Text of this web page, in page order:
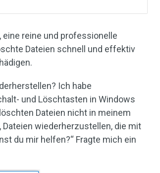
eine reine und professionelle
Dateien schnell und effektiv
Ich habe
und Löschtasten in Windows
Dateien nicht in meinem
wiederherzustellen, die mit
du mir helfen?“ Fragte mich ein